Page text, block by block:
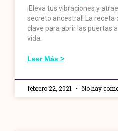
¡Eleva tus vibraciones y
secreto ancestral! La receta
clave para abrir las puertas
vida.
Leer Más >
febrero 22, 2021 No hay